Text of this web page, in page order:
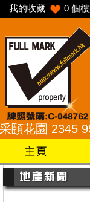
我的收藏 0 個
園 2345 9927